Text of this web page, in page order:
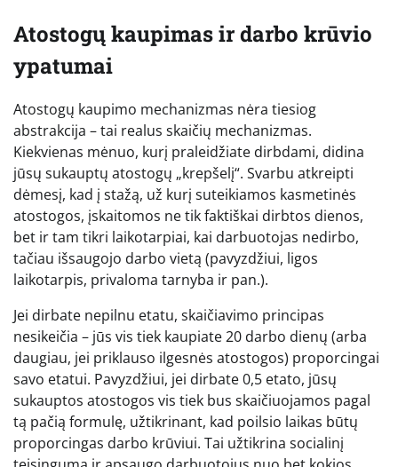
Atostogų kaupimas ir darbo krūvio
ypatumai
Atostogų kaupimo mechanizmas nėra tiesiog
abstrakcija – tai realus skaičių mechanizmas.
Kiekvienas mėnuo, kurį praleidžiate dirbdami, didina
jūsų sukauptų atostogų „krepšelį“. Svarbu atkreipti
dėmesį, kad į stažą, už kurį suteikiamos kasmetinės
atostogos, įskaitomos ne tik faktiškai dirbtos dienos,
bet ir tam tikri laikotarpiai, kai darbuotojas nedirbo,
tačiau išsaugojo darbo vietą (pavyzdžiui, ligos
laikotarpis, privaloma tarnyba ir pan.).
Jei dirbate nepilnu etatu, skaičiavimo principas
nesikeičia – jūs vis tiek kaupiate 20 darbo dienų (arba
daugiau, jei priklauso ilgesnės atostogos) proporcingai
savo etatui. Pavyzdžiui, jei dirbate 0,5 etato, jūsų
sukauptos atostogos vis tiek bus skaičiuojamos pagal
tą pačią formulę, užtikrinant, kad poilsio laikas būtų
proporcingas darbo krūviui. Tai užtikrina socialinį